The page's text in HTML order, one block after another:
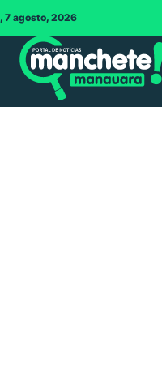
7 agosto, 2026